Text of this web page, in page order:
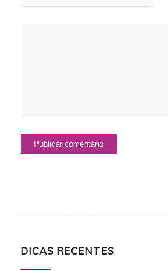
DICAS RECENTES